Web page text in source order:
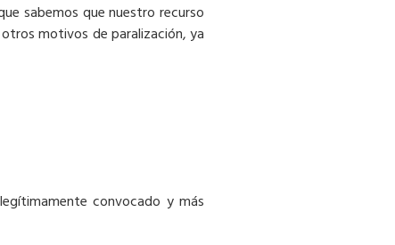
sabemos que nuestro recurso
motivos de paralización, ya
convocado y más